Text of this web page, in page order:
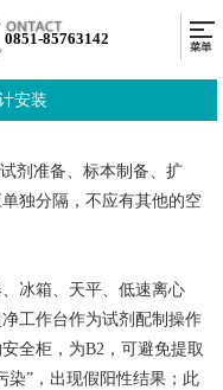
0851-85763142
安装
剂准备、标本制备、扩
独分隔，不应有其他的空
冰箱、天平、低速离心
工作台作为试剂配制操作
全柜，为B2，可避免提取
染”，出现假阳性结果；此